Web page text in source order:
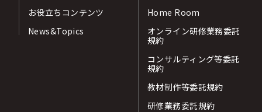
お役立ちコンテンツ
News&Topics
Home Room
オンライン研修業務委託
規約
コンサルティング等委託
規約
教材制作等委託規約
研修業務委託規約